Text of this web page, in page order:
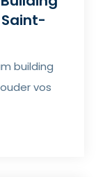
building
vos